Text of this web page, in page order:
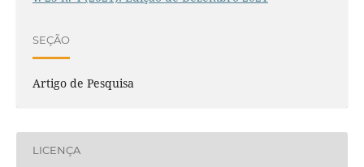
SEÇÃO
Artigo de Pesquisa
LICENÇA